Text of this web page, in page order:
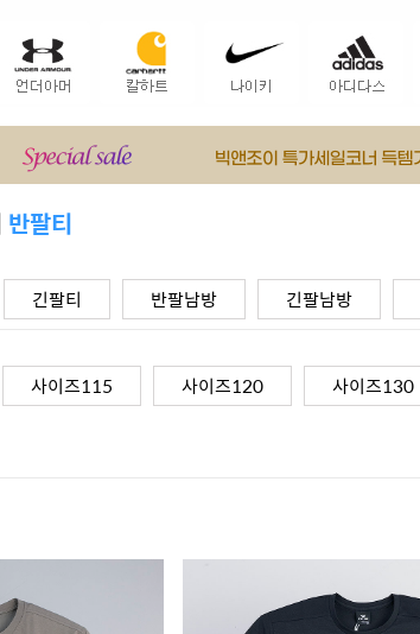
반팔티
긴팔티 반팔남방 긴팔남방
사이즈115 사이즈120 사이즈130